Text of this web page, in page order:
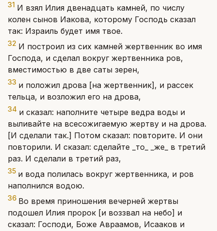
31 И взял Илия двенадцать камней, по числу
колен сынов Иакова, которому Господь сказал
так: Израиль будет имя твое.
32 И построил из сих камней жертвенник во имя
Господа, и сделал вокруг жертвенника ров,
вместимостью в две саты зерен,
33 и положил дрова [на жертвенник], и рассек
тельца, и возложил его на дрова,
34 и сказал: наполните четыре ведра воды и
выливайте на всесожигаемую жертву и на дрова.
[И сделали так.] Потом сказал: повторите. И они
повторили. И сказал: сделайте _то_ _же_ в третий
раз. И сделали в третий раз,
35 и вода полилась вокруг жертвенника, и ров
наполнился водою.
36 Во время приношения вечерней жертвы
подошел Илия пророк [и воззвал на небо] и
сказал: Господи, Боже Авраамов, Исааков и